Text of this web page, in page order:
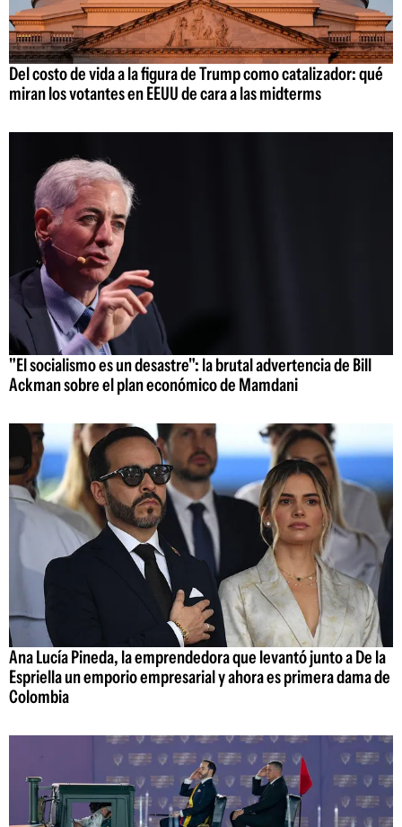
Del costo de vida a la figura de Trump como catalizador: qué
miran los votantes en EEUU de cara a las midterms
"El socialismo es un desastre": la brutal advertencia de Bill
Ackman sobre el plan económico de Mamdani
Ana Lucía Pineda, la emprendedora que levantó junto a De la
Espriella un emporio empresarial y ahora es primera dama de
Colombia